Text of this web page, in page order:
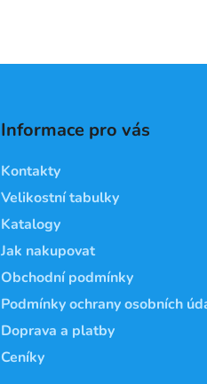
Informace pro vás
Kontakty
Velikostní tabulky
Katalogy
Jak nakupovat
Obchodní podmínky
Podmínky ochrany osobních
Doprava a platby
Ceníky